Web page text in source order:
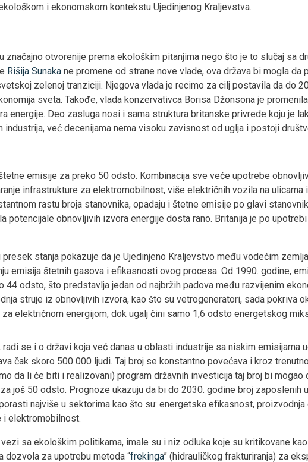
i ekonomskom kontekstu Ujedinjenog Kraljevstva.
otvorenije prema ekološkim pitanjima nego što je to slučaj sa
Rišija Sunaka ne promene od strane nove vlade, ova država bi mogla da
zelenoj tranziciji. Njegova vlada je recimo za cilj postavila da do
sveta. Takođe, vlada konzervativca Borisa Džonsona je
energije. Deo zasluga nosi i sama struktura britanske privrede koju je
već decenijama nema visoku zavisnost od uglja i postoji
emisije za preko 50 odsto. Kombinacija sve veće upotrebe
infrastrukture za elektromobilnost, više električnih vozila na ulicama
rastu broja stanovnika, opadaju i štetne emisije po glavi
potencijale obnovljivih izvora energije dosta rano. Britanija je po
presek stanja pokazuje da je Ujedinjeno Kraljevstvo među vodećim
emisija štetnih gasova i efikasnosti ovog procesa. Od 1990. godine,
44 odsto, što predstavlja jedan od najbržih padova među razvijenim
struje iz obnovljivih izvora, kao što su vetrogeneratori, sada pokriva
električnom energijom, dok ugalj čini samo 1,6 odsto energetskog
radi se i o državi koja već danas u oblasti industrije sa niskim emisijama
čak skoro 500 000 ljudi. Taj broj se konstantno povećava i kroz
da li će biti i realizovani) program državnih investicija taj broj bi mogao
još 50 odsto. Prognoze ukazuju da bi do 2030. godine broj zaposlenih
najviše u sektorima kao što su: energetska efikasnost,
i elektromobilnost.
sa ekološkim politikama, imale su i niz odluka koje su kritikovane
dozvola za upotrebu metoda “frekinga” (hidrauličkog frakturiranja) za